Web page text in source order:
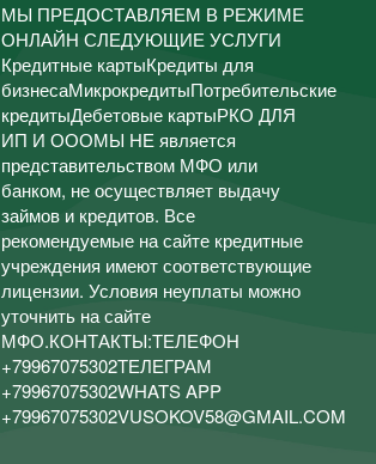
МЫ ПРЕДОСТАВЛЯЕМ В РЕЖИМЕ
ОНЛАЙН СЛЕДУЮЩИЕ УСЛУГИ
Кредитные картыКредиты для
бизнесаМикрокредитыПотребительские
кредитыДебетовые картыРКО ДЛЯ
ИП И ОООМЫ НЕ является
представительством МФО или
банком, не осуществляет выдачу
займов и кредитов. Все
рекомендуемые на сайте кредитные
учреждения имеют соответствующие
лицензии. Условия неуплаты можно
уточнить на сайте
МФО.КОНТАКТЫ:ТЕЛЕФОН
+79967075302ТЕЛЕГРАМ
+79967075302WHATS APP
+79967075302VUSOKOV58@GMAIL.COM